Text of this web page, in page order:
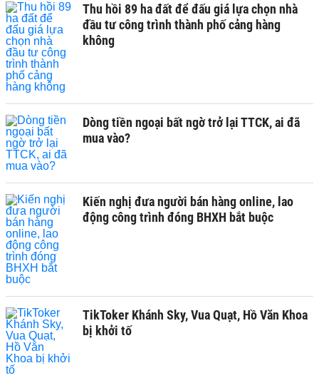
Thu hồi 89 ha đất để đấu giá lựa chọn nhà
đầu tư công trình thành phố cảng hàng
không
Dòng tiền ngoại bất ngờ trở lại TTCK, ai đã
mua vào?
Kiến nghị đưa người bán hàng online, lao
động công trình đóng BHXH bắt buộc
TikToker Khánh Sky, Vua Quạt, Hồ Văn Khoa
bị khởi tố